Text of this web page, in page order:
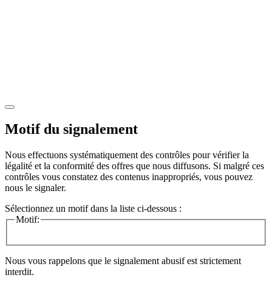
Motif du signalement
Nous effectuons systématiquement des contrôles pour vérifier la
légalité et la conformité des offres que nous diffusons. Si malgré ces
contrôles vous constatez des contenus inappropriés, vous pouvez
nous le signaler.
Sélectionnez un motif dans la liste ci-dessous :
Motif:
Nous vous rappelons que le signalement abusif est strictement
interdit.